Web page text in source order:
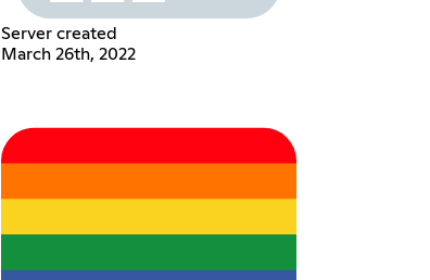
Server created
March 26th, 2022